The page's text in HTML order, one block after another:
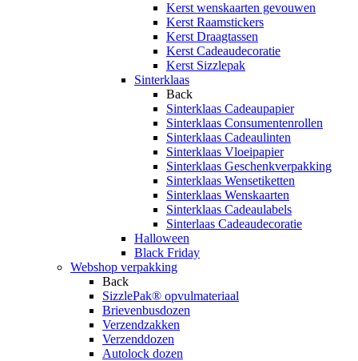
Kerst wenskaarten gevouwen
Kerst Raamstickers
Kerst Draagtassen
Kerst Cadeaudecoratie
Kerst Sizzlepak
Sinterklaas
Back
Sinterklaas Cadeaupapier
Sinterklaas Consumentenrollen
Sinterklaas Cadeaulinten
Sinterklaas Vloeipapier
Sinterklaas Geschenkverpakking
Sinterklaas Wensetiketten
Sinterklaas Wenskaarten
Sinterklaas Cadeaulabels
Sinterlaas Cadeaudecoratie
Halloween
Black Friday
Webshop verpakking
Back
SizzlePak® opvulmateriaal
Brievenbusdozen
Verzendzakken
Verzenddozen
Autolock dozen